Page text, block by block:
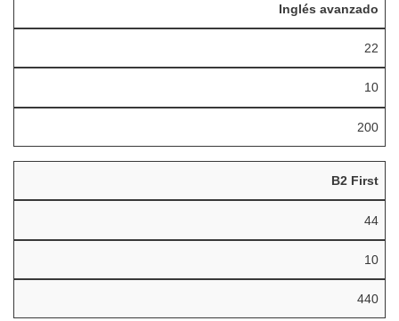
Inglés avanzado
22
10
200
B2 First
44
10
440